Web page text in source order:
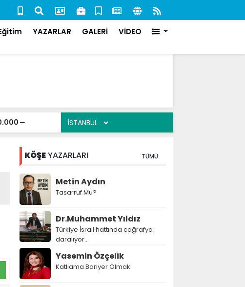
Aranan 84 Şahıs Yakalandı: 51'i Cezaevine Gönderildi
YAZARLAR GALERİ VİDEO
KÖŞEYAZARLARI TÜMÜ
Metin Aydın
Tasarruf Mu?
Dr.Muhammet Yıldız
Türkiye İsrail hattında coğrafya
daralıyor..
Yasemin Özçelik
Katliama Bariyer Olmak